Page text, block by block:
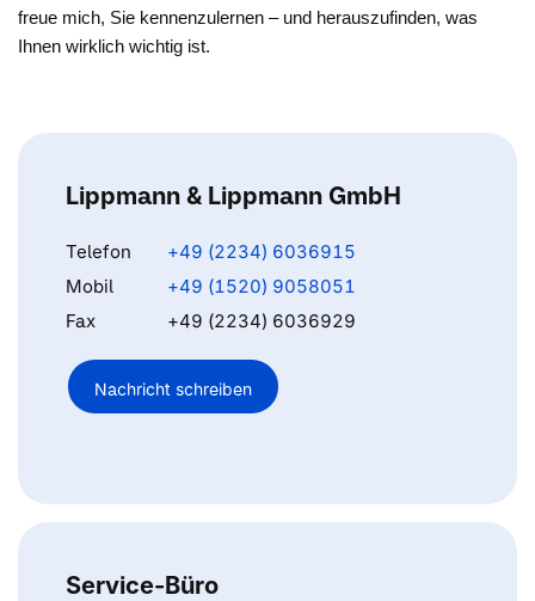
freue mich, Sie kennenzulernen – und herauszufinden, was
Ihnen wirklich wichtig ist.
Lippmann & Lippmann GmbH
Telefon
+49 (2234) 6036915
Mobil
+49 (1520) 9058051
Fax
+49 (2234) 6036929
Nachricht schreiben
Service-Büro